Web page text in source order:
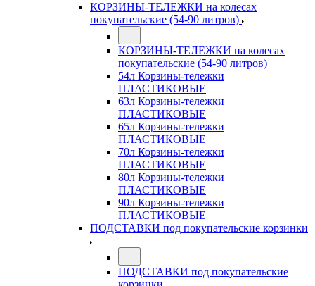
КОРЗИНЫ-ТЕЛЕЖКИ на колесах
покупательские (54-90 литров)
КОРЗИНЫ-ТЕЛЕЖКИ на колесах
покупательские (54-90 литров)
54л Корзины-тележки
ПЛАСТИКОВЫЕ
63л Корзины-тележки
ПЛАСТИКОВЫЕ
65л Корзины-тележки
ПЛАСТИКОВЫЕ
70л Корзины-тележки
ПЛАСТИКОВЫЕ
80л Корзины-тележки
ПЛАСТИКОВЫЕ
90л Корзины-тележки
ПЛАСТИКОВЫЕ
ПОДСТАВКИ под покупательские корзинки
ПОДСТАВКИ под покупательские